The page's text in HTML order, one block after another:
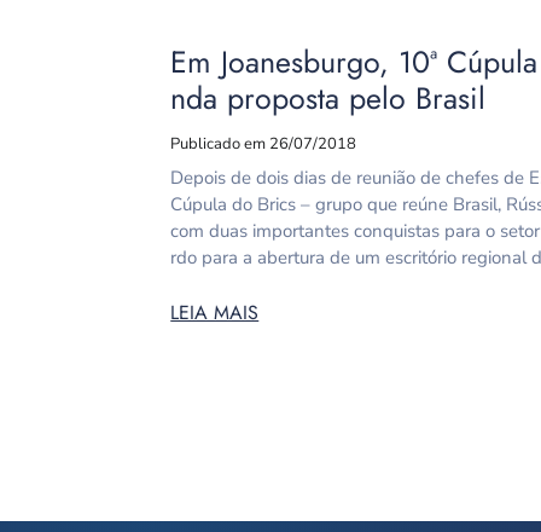
Em Joanesburgo, 10ª
nda proposta pelo Brasil
Publicado em 26/07/2018
Depois de dois dias de reunião de chefes de
Cúpula do Brics – grupo que reúne Brasil,
com duas importantes conquistas para o
rdo para a abertura de um escritório regional
LEIA MAIS